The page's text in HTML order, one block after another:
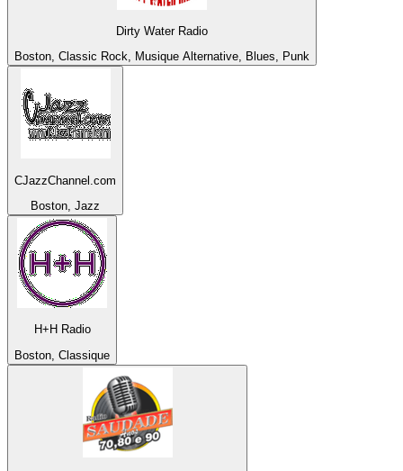
Dirty Water Radio
Boston, Classic Rock, Musique Alternative, Blues, Punk
CJazzChannel.com
Boston, Jazz
H+H Radio
Boston, Classique